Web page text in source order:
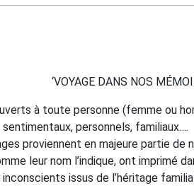
‘VOYAGE DANS NOS
à toute personne (femme ou
personnels, familiaux….
proviennent en majeure partie de
leur nom l’indique, ont imprimé
issus de l’héritage